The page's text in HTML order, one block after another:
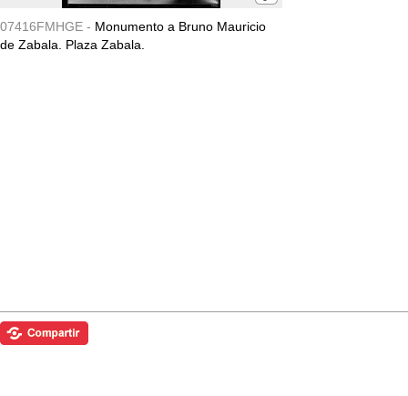
07416FMHGE - Monumento a Bruno Mauricio
de Zabala. Plaza Zabala.